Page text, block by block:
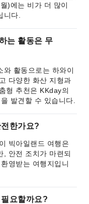
)에는 비가 더 많이
니다.
는 활동은 무
와 활동으로는 하와이
다양한 화산 지형과
형 추천은 KKday의
발견할 수 있습니다.
한가요?
빅아일랜드 여행은
, 안전 조치가 마련되
영받는 여행지입니
요할까요?